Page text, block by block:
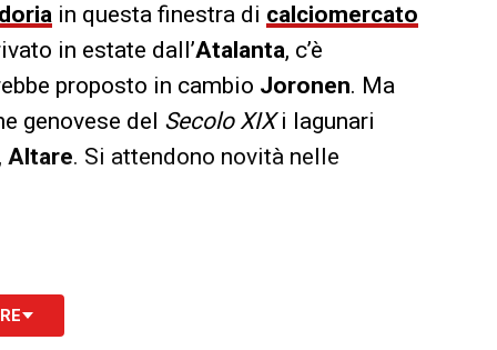
in questa finestra di calciomercato
in estate dall’Atalanta, c’è
proposto in cambio Joronen. Ma
genovese del Secolo XIXi lagunari
Altare. Si attendono novità nelle